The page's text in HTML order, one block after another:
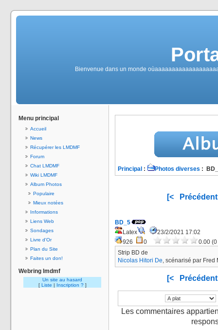
Bienvenue dans un monde
Menu principal
Accueil
News
Récupérer les LMDMF
Forum
Chat LMDMF
Wiki LMDMF
Album Photos
Populaire
Mieux notées
Informations
Liens Web
Sondages
Livre d'Or
Plan du Site
Faites un don!
Webring lmdmf
Un site au hasard
[ Liste | Inscription ? ]
Principal : Photos diverses :
[< Précédent
BD_5
Latex
23/2/2021 17:02
926
0
0.00
Strip BD de
Nicolas Hitori De, scénarisé par Fred
[< Précédent
Les commentaires